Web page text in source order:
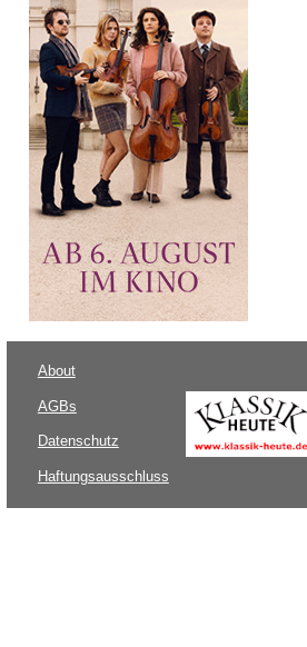
About
AGBs
Datenschutz
Haftungsausschluss